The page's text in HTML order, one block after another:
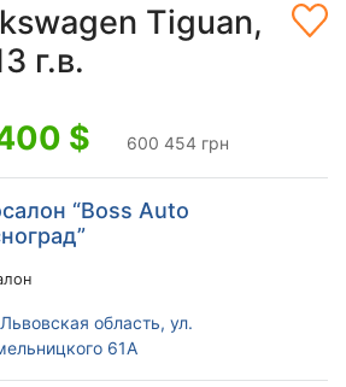
Tiguan,
г.в.
$ 600 454 грн
“Boss Auto
область, ул.
61А